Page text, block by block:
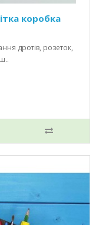
коробка
дротів, розеток,